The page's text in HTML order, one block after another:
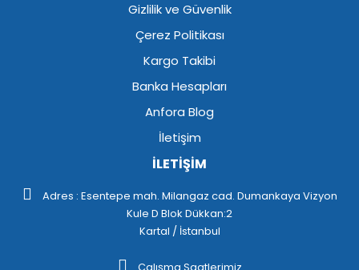
Gizlilik ve Güvenlik
Çerez Politikası
Kargo Takibi
Banka Hesapları
Anfora Blog
İletişim
İLETİŞİM
Adres : Esentepe mah. Milangaz cad. Dumankaya Vizyon
Kule D Blok Dükkan:2
Kartal / İstanbul